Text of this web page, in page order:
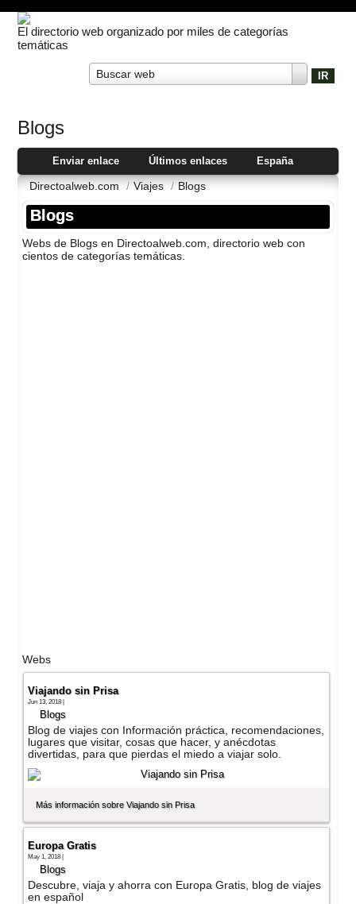
El directorio web organizado por miles de categorías
temáticas
Buscar web
Blogs
Enviar enlace Últimos enlaces España
Directoalweb.com / Viajes / Blogs
Blogs
Webs de Blogs en Directoalweb.com, directorio web con
cientos de categorí­as temáticas.
Webs
Viajando sin Prisa
Jun 13, 2018 |
Blogs
Blog de viajes con Información práctica, recomendaciones,
lugares que visitar, cosas que hacer, y anécdotas
divertidas, para que pierdas el miedo a viajar solo.
Más información sobre Viajando sin Prisa
Europa Gratis
May 1, 2018 |
Blogs
Descubre, viaja y ahorra con Europa Gratis, blog de viajes
en español